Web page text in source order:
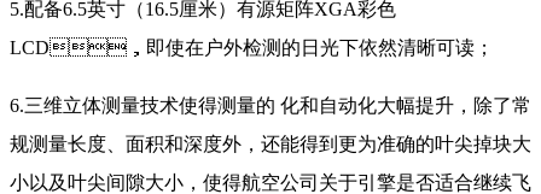
5.配备6.5英寸（16.5厘米）有源矩阵XGA彩色
LCD，即使在户外检测的日光下依然清晰可读；
6.三维立体测量技术使得测量的 化和自动化大幅提升，除了常
规测量长度、面积和深度外，还能得到更为准确的叶尖掉块大
小以及叶尖间隙大小，使得航空公司关于引擎是否适合继续飞